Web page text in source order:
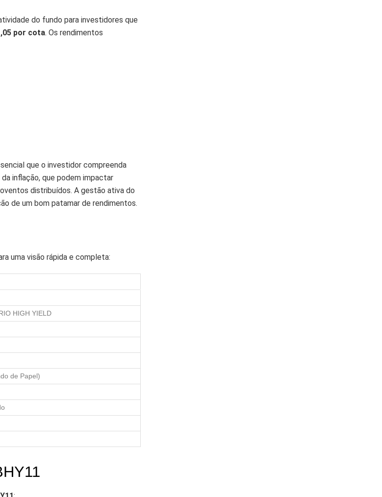
do fundo para investidores que
por cota. Os rendimentos
que o investidor compreenda
inflação, que podem impactar
distribuídos. A gestão ativa do
de um bom patamar de rendimentos.
uma visão rápida e completa:
HIGH YIELD
de Papel)